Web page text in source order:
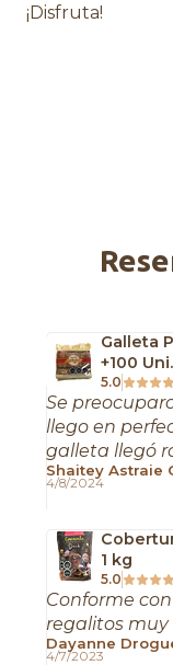
¡Disfruta!
Galleta
+100
5.0
Se
llego en
galleta llegó
Shaitey Astraie
4/8/2024
1 kg
5.0
Conforme
regalitos muy
Dayanne
4/7/2023